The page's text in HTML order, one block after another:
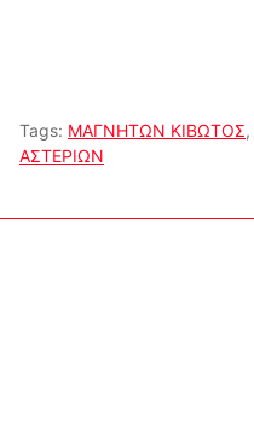
Tags: ΜΑΓΝΗΤΩΝ ΚΙΒΩΤΟΣ,
ΑΣΤΕΡΙΩΝ